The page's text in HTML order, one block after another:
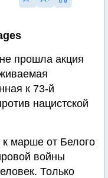
прошла акция
к 73-й
нацистской
марше от Белого
войны
Только